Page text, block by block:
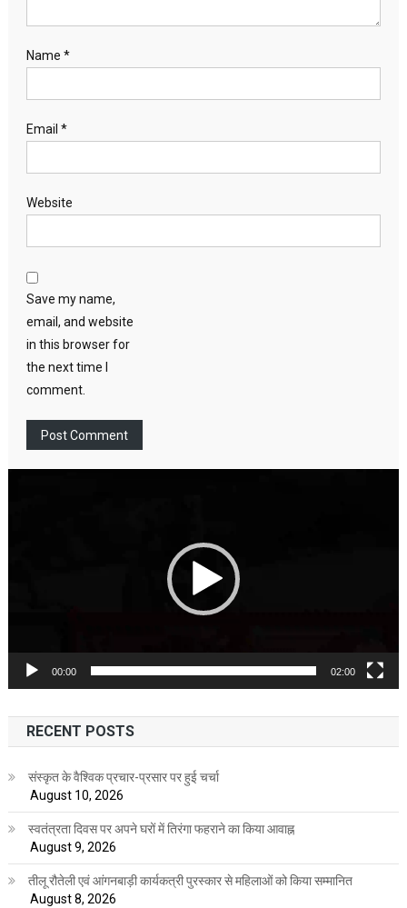
Name *
Email *
Website
Save my name,
email, and website
in this browser for
the next time I
comment.
00:00 02:00
RECENT POSTS
संस्कृत के वैश्विक प्रचार-प्रसार पर हुई चर्चा
August 10, 2026
स्वतंत्रता दिवस पर अपने घरों में तिरंगा फहराने का किया आवाह्न
August 9, 2026
तीलू रौतेली एवं आंगनबाड़ी कार्यकत्री पुरस्कार से महिलाओं को किया सम्मानित
August 8, 2026